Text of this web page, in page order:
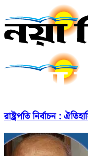
রাষ্ট্রপতি নির্বাচন :